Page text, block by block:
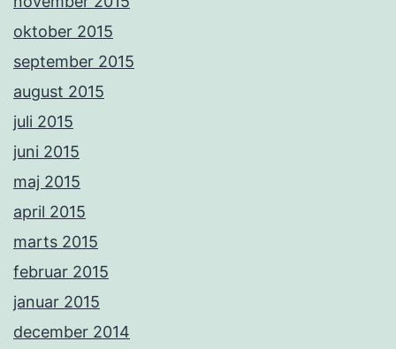
oktober 2015
september 2015
august 2015
juli 2015
juni 2015
maj 2015
april 2015
marts 2015
februar 2015
januar 2015
december 2014